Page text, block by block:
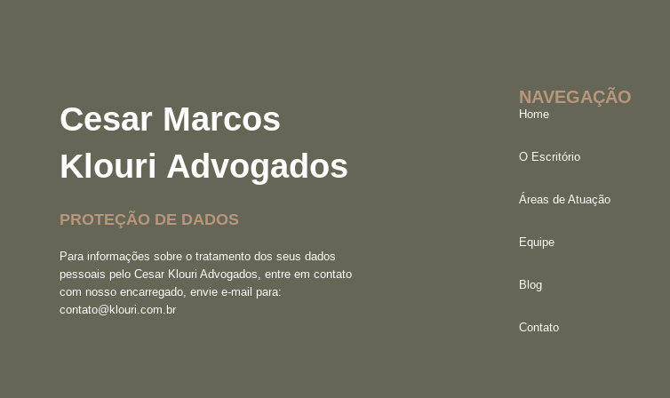
Cesar Marcos
Klouri Advogados
PROTEÇÃO DE DADOS
Para informações sobre o tratamento dos seus dados
pessoais pelo Cesar Klouri Advogados, entre em contato
com nosso encarregado, envie e-mail para:
contato@klouri.com.br
NAVEGAÇÃO
Home
O Escritório
Áreas de Atuação
Equipe
Blog
Contato